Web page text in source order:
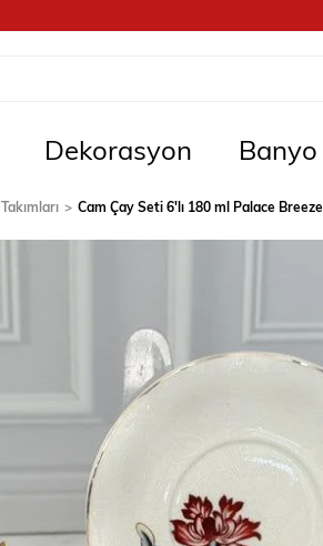
Dekorasyon Banyo
Cam Çay Seti 6'lı 180 ml Palace Breeze